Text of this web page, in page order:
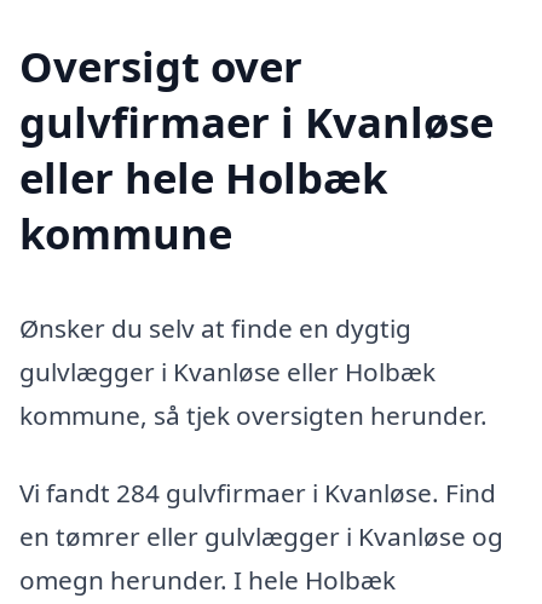
Oversigt over
gulvfirmaer i Kvanløse
eller hele Holbæk
kommune
Ønsker du selv at finde en dygtig
gulvlægger i Kvanløse eller Holbæk
kommune, så tjek oversigten herunder.
Vi fandt 284 gulvfirmaer i Kvanløse. Find
en tømrer eller gulvlægger i Kvanløse og
omegn herunder. I hele Holbæk